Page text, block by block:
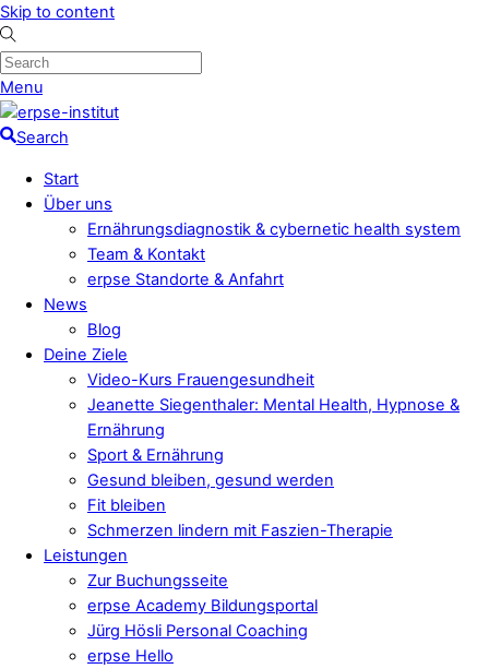
Skip to content
Menu
Search
Start
Über uns
Ernährungsdiagnostik & cybernetic health system
Team & Kontakt
erpse Standorte & Anfahrt
News
Blog
Deine Ziele
Video-Kurs Frauengesundheit
Jeanette Siegenthaler: Mental Health, Hypnose &
Ernährung
Sport & Ernährung
Gesund bleiben, gesund werden
Fit bleiben
Schmerzen lindern mit Faszien-Therapie
Leistungen
Zur Buchungsseite
erpse Academy Bildungsportal
Jürg Hösli Personal Coaching
erpse Hello